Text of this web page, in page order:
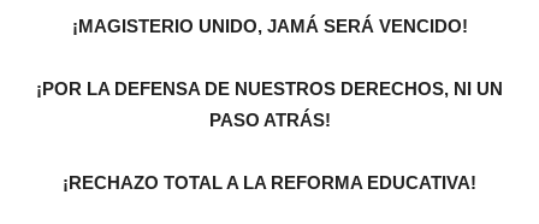
¡MAGISTERIO UNIDO, JAMÁ SERÁ VENCIDO!
¡POR LA DEFENSA DE NUESTROS DERECHOS, NI UN
PASO ATRÁS!
¡RECHAZO TOTAL A LA REFORMA EDUCATIVA!